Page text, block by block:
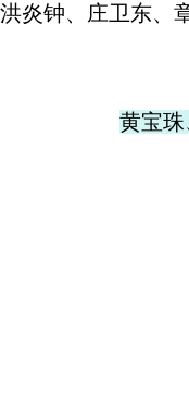
炎钟、庄卫东、
黄宝